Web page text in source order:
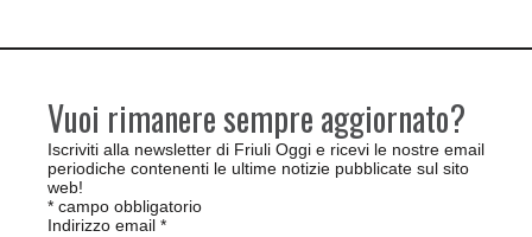
Vuoi rimanere sempre aggiornato?
Iscriviti alla newsletter di Friuli Oggi e ricevi le nostre email
periodiche contenenti le ultime notizie pubblicate sul sito
web!
* campo obbligatorio
Indirizzo email *